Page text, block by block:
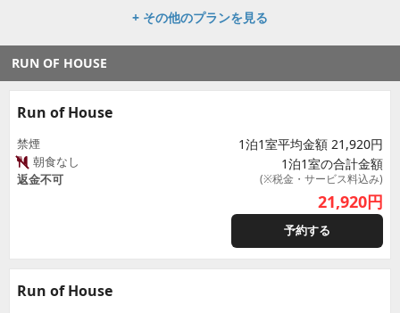
+ その他のプランを見る
RUN OF HOUSE
Run of House
禁煙
朝食なし
返金不可
1泊1室平均金額 21,920円
1泊1室の合計金額
(※税金・サービス料込み)
21,920円
予約する
Run of House